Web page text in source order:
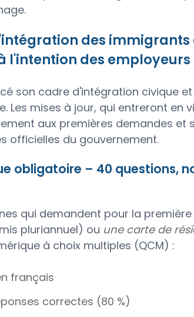
des immigrants
l'intention des employeurs
son cadre d'intégration civique
Les mises à jour, qui entreront en
aux premières demandes et
officielles du gouvernement.
obligatoire – 40 questions,
qui demandent pour la
pluriannuel) ou une carte de
à choix multiples (QCM) :
français
correctes (80 %)